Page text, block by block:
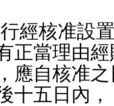
經核准設
正當理由
應自核准
十五日內，